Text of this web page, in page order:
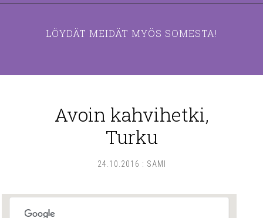
LÖYDÄT MEIDÄT MYÖS SOMESTA!
Avoin kahvihetki,
Turku
24.10.2016 : SAMI